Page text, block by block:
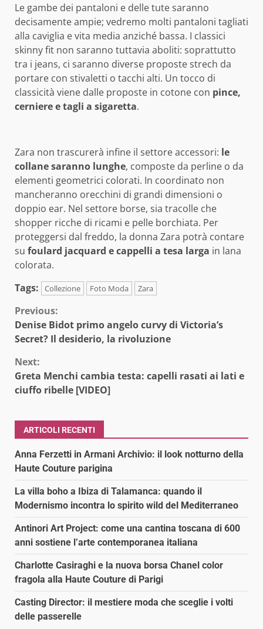
Le gambe dei pantaloni e delle tute saranno
decisamente ampie; vedremo molti pantaloni tagliati
alla caviglia e vita media anziché bassa. I classici
skinny fit non saranno tuttavia aboliti: soprattutto
tra i jeans, ci saranno diverse proposte strech da
portare con stivaletti o tacchi alti. Un tocco di
classicità viene dalle proposte in cotone con pince,
cerniere e tagli a sigaretta.
Zara non trascurerà infine il settore accessori: le
collane saranno lunghe, composte da perline o da
elementi geometrici colorati. In coordinato non
mancheranno orecchini di grandi dimensioni o
doppio ear. Nel settore borse, sia tracolle che
shopper ricche di ricami e pelle borchiata. Per
proteggersi dal freddo, la donna Zara potrà contare
su foulard jacquard e cappelli a tesa larga in lana
colorata.
Tags:
Collezione Foto Moda Zara
Continue
Reading
Previous:
Denise Bidot primo angelo curvy di Victoria’s
Secret? Il desiderio, la rivoluzione
Next:
Greta Menchi cambia testa: capelli rasati ai lati e
ciuffo ribelle [VIDEO]
ARTICOLI RECENTI
Anna Ferzetti in Armani Archivio: il look notturno della
Haute Couture parigina
La villa boho a Ibiza di Talamanca: quando il
Modernismo incontra lo spirito wild del Mediterraneo
Antinori Art Project: come una cantina toscana di 600
anni sostiene l’arte contemporanea italiana
Charlotte Casiraghi e la nuova borsa Chanel color
fragola alla Haute Couture di Parigi
Casting Director: il mestiere moda che sceglie i volti
delle passerelle